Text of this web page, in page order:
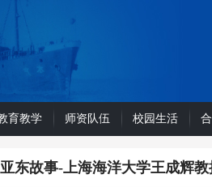
育教学 师资队伍 校园生活
亚东故事-上海海洋大学王成辉